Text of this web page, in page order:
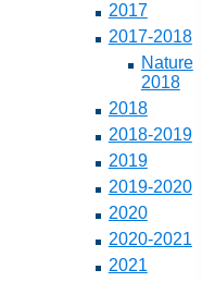
2017
2017-2018
Nature
2018
2018
2018-2019
2019
2019-2020
2020
2020-2021
2021